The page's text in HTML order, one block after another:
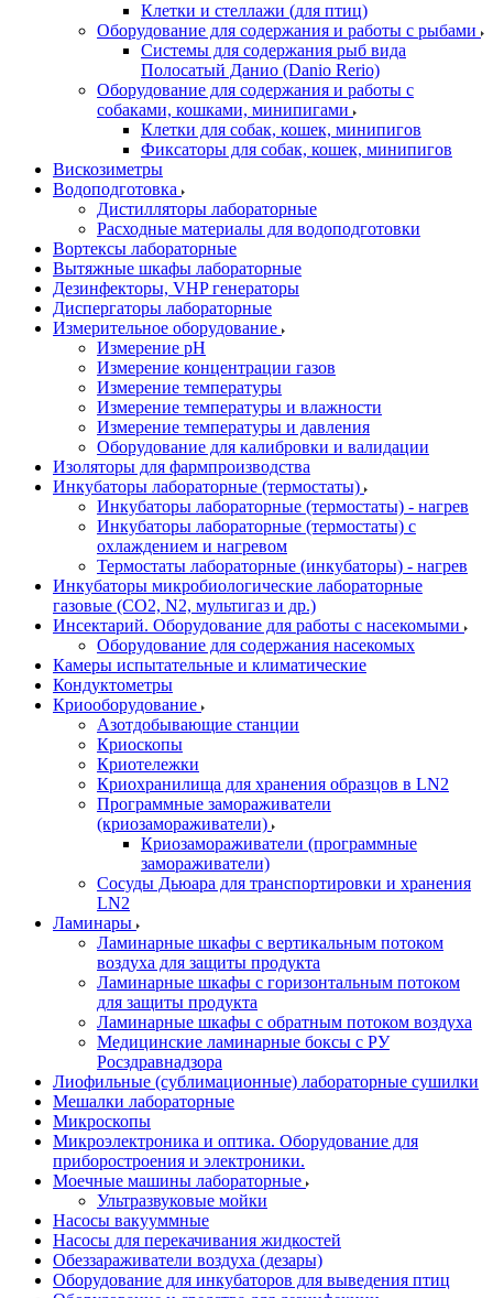
Клетки и стеллажи (для птиц)
Оборудование для содержания и работы с рыбами
Системы для содержания рыб вида
Полосатый Данио (Danio Rerio)
Оборудование для содержания и работы с
собаками, кошками, минипигами
Клетки для собак, кошек, минипигов
Фиксаторы для собак, кошек, минипигов
Вискозиметры
Водоподготовка
Дистилляторы лабораторные
Расходные материалы для водоподготовки
Вортексы лабораторные
Вытяжные шкафы лабораторные
Дезинфекторы, VHP генераторы
Диспергаторы лабораторные
Измерительное оборудование
Измерение pH
Измерение концентрации газов
Измерение температуры
Измерение температуры и влажности
Измерение температуры и давления
Оборудование для калибровки и валидации
Изоляторы для фармпроизводства
Инкубаторы лабораторные (термостаты)
Инкубаторы лабораторные (термостаты) - нагрев
Инкубаторы лабораторные (термостаты) с
охлаждением и нагревом
Термостаты лабораторные (инкубаторы) - нагрев
Инкубаторы микробиологические лабораторные
газовые (CO2, N2, мультигаз и др.)
Инсектарий. Оборудование для работы с насекомыми
Оборудование для содержания насекомых
Камеры испытательные и климатические
Кондуктометры
Криооборудование
Азотдобывающие станции
Криоскопы
Криотележки
Криохранилища для хранения образцов в LN2
Программные замораживатели
(криозамораживатели)
Криозамораживатели (программные
замораживатели)
Сосуды Дьюара для транспортировки и хранения
LN2
Ламинары
Ламинарные шкафы с вертикальным потоком
воздуха для защиты продукта
Ламинарные шкафы с горизонтальным потоком
для защиты продукта
Ламинарные шкафы с обратным потоком воздуха
Медицинские ламинарные боксы с РУ
Росздравнадзора
Лиофильные (сублимационные) лабораторные сушилки
Мешалки лабораторные
Микроскопы
Микроэлектроника и оптика. Оборудование для
приборостроения и электроники.
Моечные машины лабораторные
Ультразвуковые мойки
Насосы вакууммные
Насосы для перекачивания жидкостей
Обеззараживатели воздуха (дезары)
Оборудование для инкубаторов для выведения птиц